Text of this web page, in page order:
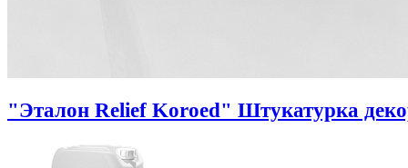
"Эталон Relief Koroed" Штукатурка